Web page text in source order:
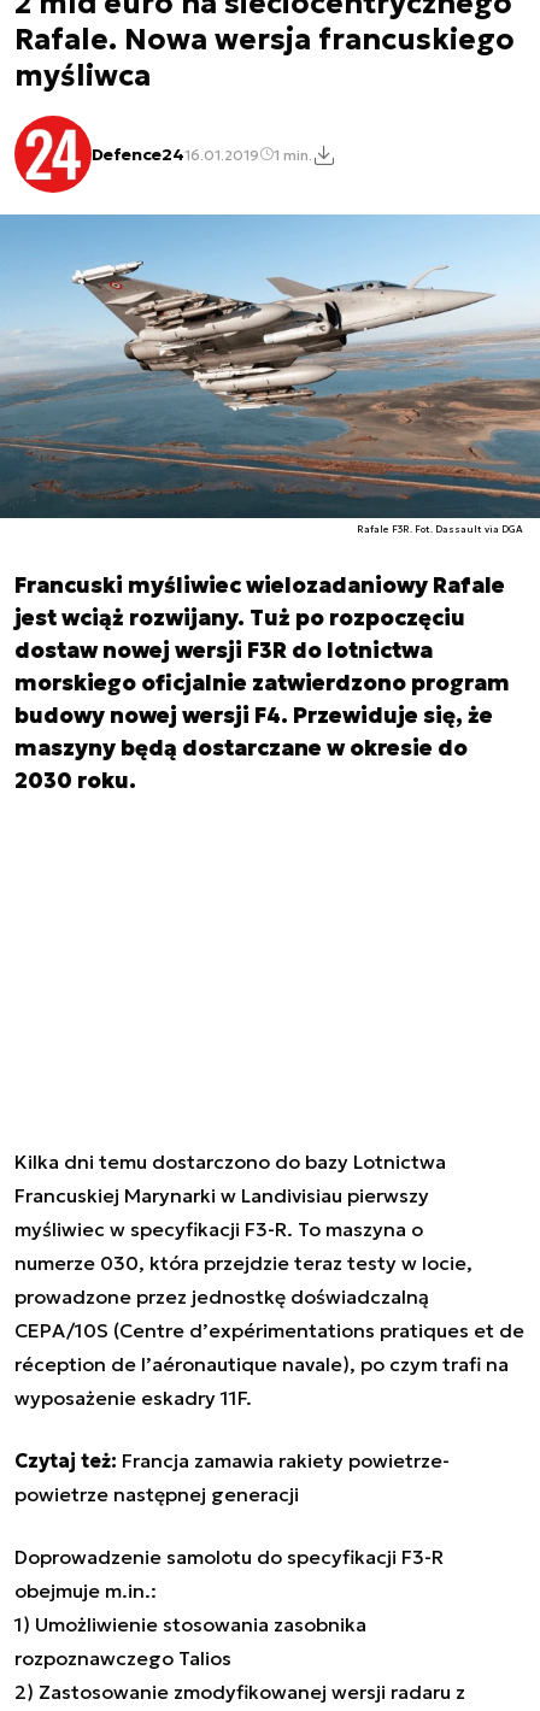
Rafale. Nowa wersja francuskiego
myśliwca
Defence2416.01.2019 1 min.
Rafale F3R. Fot. Dassault via DGA
Francuski myśliwiec wielozadaniowy Rafale
jest wciąż rozwijany. Tuż po rozpoczęciu
dostaw nowej wersji F3R do lotnictwa
morskiego oficjalnie zatwierdzono program
budowy nowej wersji F4. Przewiduje się, że
maszyny będą dostarczane w okresie do
2030 roku.
Kilka dni temu dostarczono do bazy Lotnictwa
Francuskiej Marynarki w Landivisiau pierwszy
myśliwiec w specyfikacji F3-R. To maszyna o
numerze 030, która przejdzie teraz testy w locie,
prowadzone przez jednostkę doświadczalną
CEPA/10S (Centre d’expérimentations pratiques et de
réception de l’aéronautique navale), po czym trafi na
wyposażenie eskadry 11F.
Czytaj też: Francja zamawia rakiety powietrze-
powietrze następnej generacji
Doprowadzenie samolotu do specyfikacji F3-R
obejmuje m.in.:
1) Umożliwienie stosowania zasobnika
rozpoznawczego Talios
2) Zastosowanie zmodyfikowanej wersji radaru z